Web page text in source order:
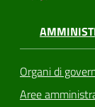
Organi di
Aree